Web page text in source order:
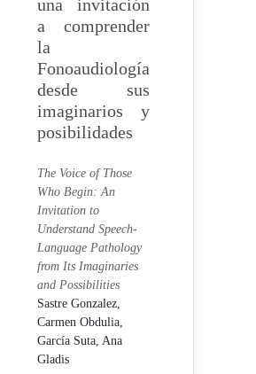
una invitación
a comprender
la
Fonoaudiología
desde sus
imaginarios y
posibilidades
The Voice of Those
Who Begin: An
Invitation to
Understand Speech-
Language Pathology
from Its Imaginaries
and Possibilities
Sastre Gonzalez,
Carmen Obdulia,
García Suta, Ana
Gladis